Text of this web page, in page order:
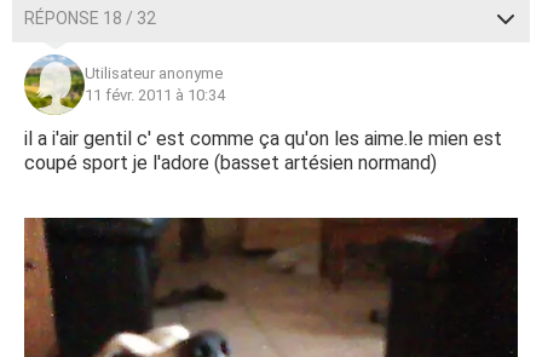
RÉPONSE 18 / 32
Utilisateur anonyme
11 févr. 2011 à 10:34
il a i'air gentil c' est comme ça qu'on les aime.le mien est
coupé sport je l'adore (basset artésien normand)